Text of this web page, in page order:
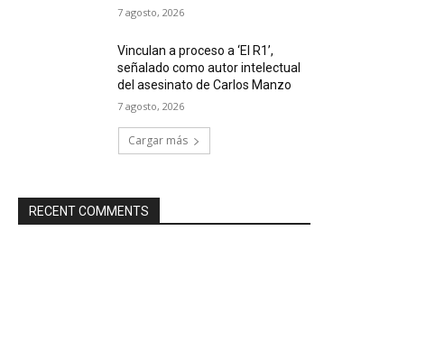
7 agosto, 2026
Vinculan a proceso a ‘El R1’,
señalado como autor intelectual
del asesinato de Carlos Manzo
7 agosto, 2026
Cargar más
RECENT COMMENTS